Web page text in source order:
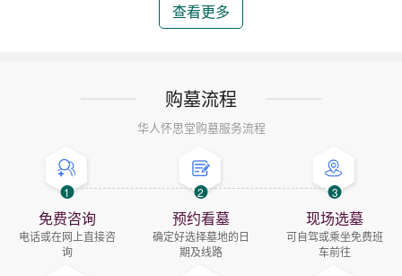
查看更多
购墓流程
华人怀思堂购墓服务流程
1
免费咨询
电话或在网上直接咨
询
2
预约看墓
确定好选择墓地的日
期及线路
3
现场选墓
可自驾或乘坐免费班
车前往